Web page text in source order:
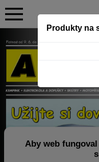
Produkty na
Aby web